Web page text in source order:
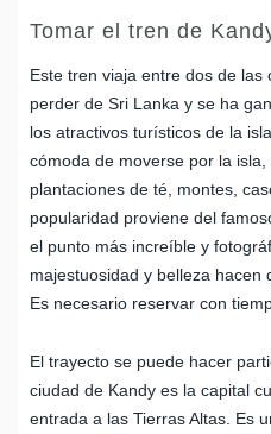
Tomar el tren de
Este tren viaja entre dos de
perder de Sri Lanka y se ha
los atractivos turísticos de la
cómoda de moverse por la
plantaciones de té, montes,
popularidad proviene del
el punto más increíble y
majestuosidad y belleza hacen
Es necesario reservar con
El trayecto se puede hacer
ciudad de Kandy es la capital
entrada a las Tierras Altas. Es